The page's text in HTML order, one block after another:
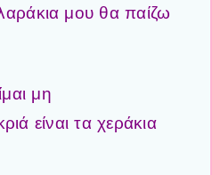
μου θα παίζω
μη
είναι τα χεράκια